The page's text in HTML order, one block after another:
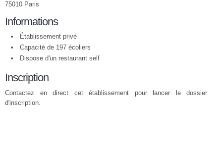
75010 Paris
Informations
Établissement privé
Capacité de 197 écoliers
Dispose d'un restaurant self
Inscription
Contactez en direct cet établissement pour lancer le dossier
d'inscription.